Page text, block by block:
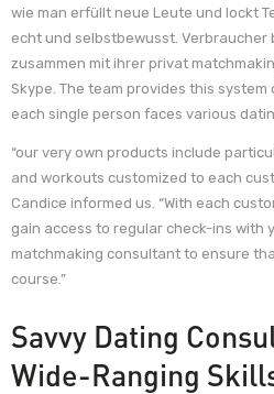
wie man erfüllt neue Leute und lockt
echt und selbstbewusst. Verbraucher
zusammen mit ihrer privat
Skype. The team provides this
each single person faces various
“our very own products include
and workouts customized to each
Candice informed us. “With each
gain access to regular check-ins with
matchmaking consultant to ensure
course.”
Savvy Dating
Wide-Ranging